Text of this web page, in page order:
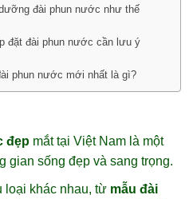
đài phun nước như thế
đặt đài phun nước cần lưu ý
phun nước mới nhất là gì?
đẹpmắt tại Việt Nam là một
gian sống đẹp và sang trọng.
khác nhau, từ mẫu đài